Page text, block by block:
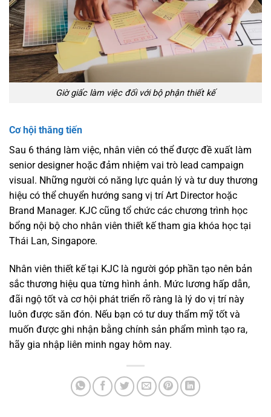
Giờ giấc làm việc đối với bộ phận thiết kế
Cơ hội thăng tiến
Sau 6 tháng làm việc, nhân viên có thể được đề xuất làm
senior designer hoặc đảm nhiệm vai trò lead campaign
visual. Những người có năng lực quản lý và tư duy thương
hiệu có thể chuyển hướng sang vị trí Art Director hoặc
Brand Manager. KJC cũng tổ chức các chương trình học
bổng nội bộ cho nhân viên thiết kế tham gia khóa học tại
Thái Lan, Singapore.
Nhân viên thiết kế tại KJC là người góp phần tạo nên bản
sắc thương hiệu qua từng hình ảnh. Mức lương hấp dẫn,
đãi ngộ tốt và cơ hội phát triển rõ ràng là lý do vị trí này
luôn được săn đón. Nếu bạn có tư duy thẩm mỹ tốt và
muốn được ghi nhận bằng chính sản phẩm mình tạo ra,
hãy gia nhập liên minh ngay hôm nay.